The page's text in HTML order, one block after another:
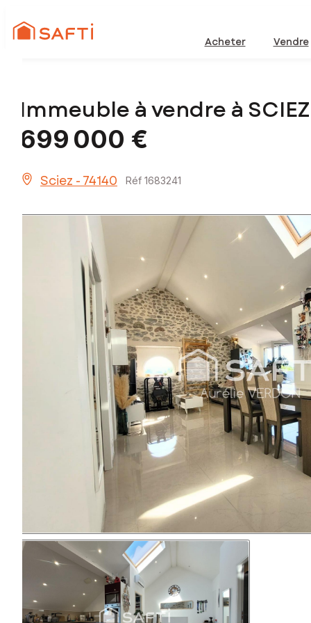
Acheter Vendre
Immeuble à vendre à SCIEZ
699 000 €
Sciez - 74140 Réf 1683241